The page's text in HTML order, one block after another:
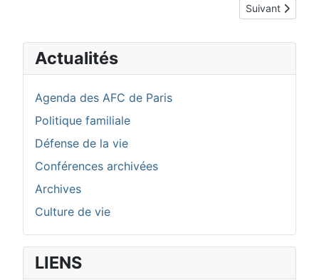
Article suivant :
Suivant
Actualités
Agenda des AFC de Paris
Politique familiale
Défense de la vie
Conférences archivées
Archives
Culture de vie
LIENS